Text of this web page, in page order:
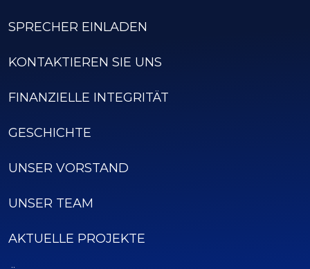
SPRECHER EINLADEN
KONTAKTIEREN SIE UNS
FINANZIELLE INTEGRITÄT
GESCHICHTE
UNSER VORSTAND
UNSER TEAM
AKTUELLE PROJEKTE